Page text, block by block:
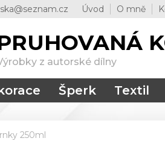
Úvod O mně
z autorské dílny
Šperk Textil
250ml